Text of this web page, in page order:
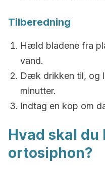
Tilberedning
Hæld bladene fra
vand.
Dæk drikken til, og
minutter.
Indtag en kop om
Hvad skal du
ortosiphon?